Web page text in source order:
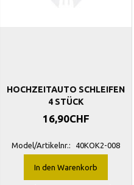
HOCHZEITAUTO SCHLEIFEN
4 STÜCK
16,90CHF
Model/Artikelnr.: 40KOK2-008
In den Warenkorb